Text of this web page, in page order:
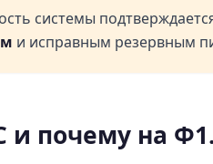
системы
и исправным резервным
и почему на